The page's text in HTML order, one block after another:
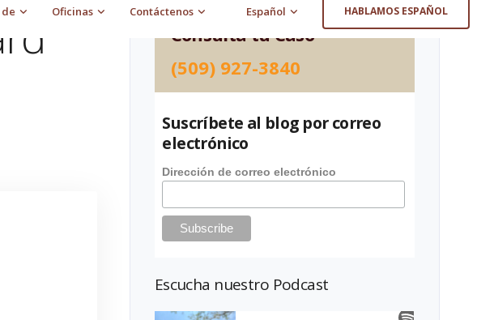
Oficinas Contáctenos Español HABLAMOS ESPAÑOL
Consulta tu Caso
(509) 927-3840
Suscríbete al blog por correo
electrónico
Dirección de correo electrónico
Escucha nuestro Podcast